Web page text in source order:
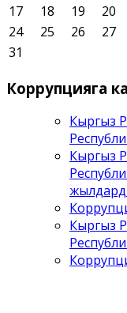
17
18 19 20
24
25 26 27
31
Коррупцияга
Кыргыз
Кыргыз
Кыргыз